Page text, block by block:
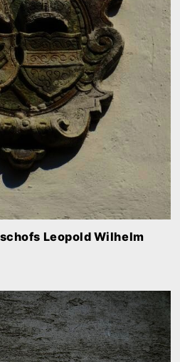
Leopold Wilhelm